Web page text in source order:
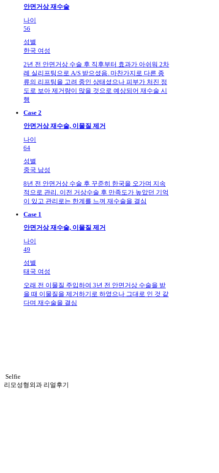
안면거상 재수술
나이
56
성별
한국 여성
2년 전 안면거상 수술 후 직후부터 효과가 아쉬워 2차
례 실리프팅으로 A/S 받으셨음. 마찬가지로 다른 종
류의 리프팅을 고려 중인 상태셨으나 피부가 처진 정
도로 보아 제거량이 많을 것으로 예상되어 재수술 시
행
Case 2
안면거상 재수술, 이물질 제거
나이
64
성별
중국 남성
8년 전 안면거상 수술 후 꾸준히 한국을 오가며 지속
적으로 관리. 이전 거상수술 후 만족도가 높았던 기억
이 있고 관리로는 한계를 느껴 재수술을 결심
Case 1
안면거상 재수술, 이물질 제거
나이
49
성별
태국 여성
오래 전 이물질 주입하여 3년 전 안면거상 수술을 받
을 때 이물질을 제거하기로 하였으나 그대로 인 것 같
다며 재수술을 결심
Selfie
리모성형외과 리얼후기